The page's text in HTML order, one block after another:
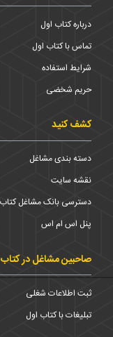
درباره کتاب اول
تماس با کتاب اول
شرایط استفاده
حریم شخضی
کشف کنید
دسته بندی مشاغل
نقشه سایت
دسترسی بانک مشاغل
پنل اس ام اس
صاحبین مشاغل در
ثبت اطلاعات شغلی
تبلیغات با کتاب اول